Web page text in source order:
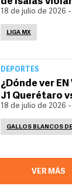
18 de julio de 2026 -
LIGA MX
DEPORTES
¿Dónde ver
J1 Querétaro
18 de julio de 2026 -
GALLOS BLANCOS
VER MÁS